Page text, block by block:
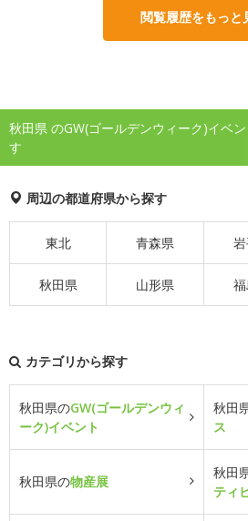
閲覧履歴をもっと
秋田県 のGW(ゴールデンウィーク)イベ
す
周辺の都道府県から探す
東北 青森県
秋田県 山形県
カテゴリから探す
秋田県のGW(ゴールデンウィ
ーク)イベント
秋田
ス
秋田県の物産展
秋田
ティ